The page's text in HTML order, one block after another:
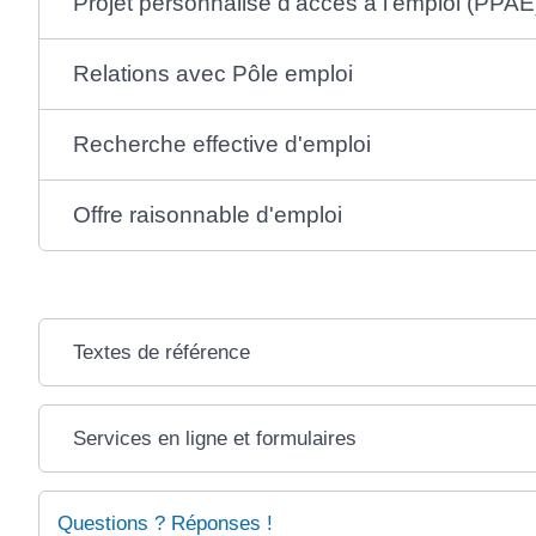
Relations avec Pôle emploi
Recherche effective d'emploi
Offre raisonnable d'emploi
Textes de référence
Services en ligne et formulaires
Questions ? Réponses !